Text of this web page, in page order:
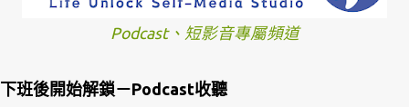
Podcast、短影音專屬頻道
下班後開始解鎖－Podcast收聽